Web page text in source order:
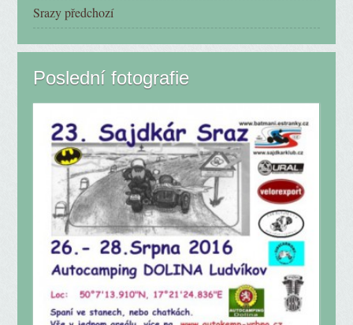
Srazy předchozí
Poslední fotografie